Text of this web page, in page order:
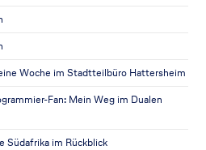
Woche im Stadtteilbüro Hattersheim
Fan: Mein Weg im Dualen
Südafrika im Rückblick